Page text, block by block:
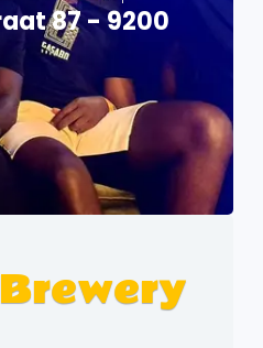
87 - 9200